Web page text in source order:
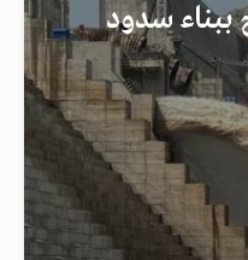
ببناء سدود